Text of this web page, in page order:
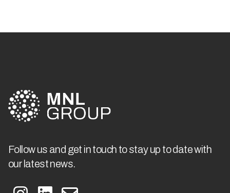
Follow us and get in touch to stay up to date with
our latest news.